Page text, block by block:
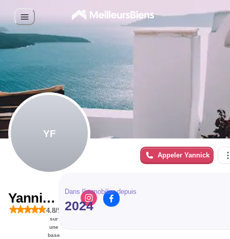
YF
Yannick
FOUR4.8/5
sur
une
base
Appeler Yannick
Dans l'immobilier depuis
2024